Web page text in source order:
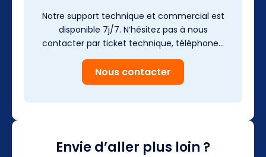
Notre support technique et commercial est
disponible 7j/7. N’hésitez pas à nous
contacter par ticket technique, téléphone…
Nous contacter
Envie d’aller plus loin ?